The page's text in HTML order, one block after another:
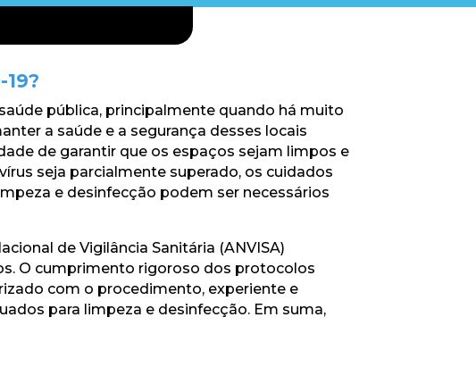
pública, principalmente quando há muito
a saúde e a segurança desses locais
de garantir que os espaços sejam limpos e
seja parcialmente superado, os cuidados
e desinfecção podem ser necessários
de Vigilância Sanitária (ANVISA)
O cumprimento rigoroso dos protocolos
com o procedimento, experiente e
para limpeza e desinfecção. Em suma,